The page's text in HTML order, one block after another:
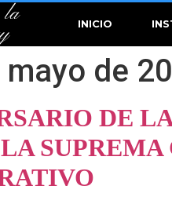
la
INICIO
mayo de
DE